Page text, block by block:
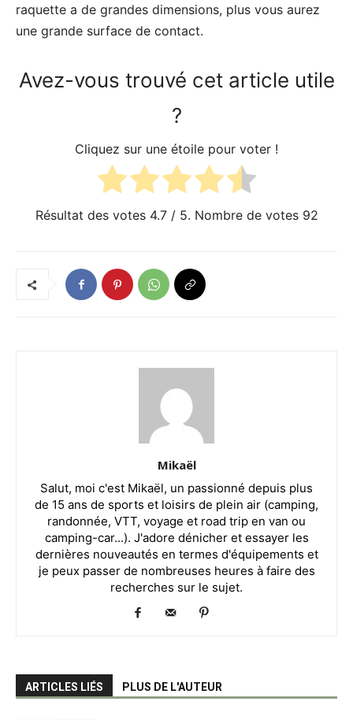
raquette a de grandes dimensions, plus vous aurez
une grande surface de contact.
Avez-vous trouvé cet article utile
?
Cliquez sur une étoile pour voter !
Résultat des votes 4.7/ 5. Nombre de votes 92
Mikaël
Salut, moi c'est Mikaël, un passionné depuis plus
de 15 ans de sports et loisirs de plein air (camping,
randonnée, VTT, voyage et road trip en van ou
camping-car...). J'adore dénicher et essayer les
dernières nouveautés en termes d'équipements et
je peux passer de nombreuses heures à faire des
recherches sur le sujet.
ARTICLES LIÉS PLUS DE L'AUTEUR